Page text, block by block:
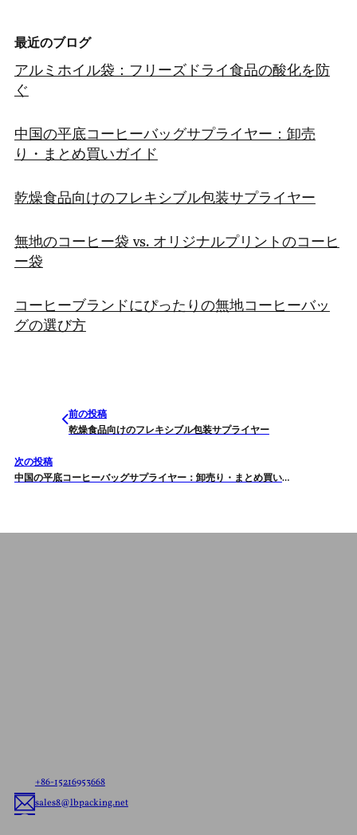
最近のブログ
アルミホイル袋：フリーズドライ食品の酸化を防
ぐ
中国の平底コーヒーバッグサプライヤー：卸売
り・まとめ買いガイド
乾燥食品向けのフレキシブル包装サプライヤー
無地のコーヒー袋 vs. オリジナルプリントのコーヒ
ー袋
コーヒーブランドにぴったりの無地コーヒーバッ
グの選び方
前の投稿
乾燥食品向けのフレキシブル包装サプライヤー
次の投稿 中国の平底コーヒーバッグサプライヤー：卸売り・まとめ買いガイド
+86-15216953668
sales8@lbpacking.net